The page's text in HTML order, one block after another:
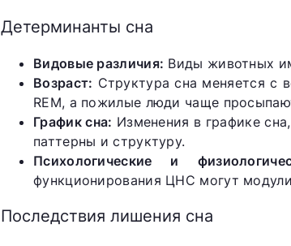
Детерминанты сна
Видовые различия: Виды животных
Возраст: Структура сна меняется с
REM, а пожилые люди чаще
График сна: Изменения в графике
паттерны и структуру.
Психологические и
функционирования ЦНС могут
Последствия лишения сна